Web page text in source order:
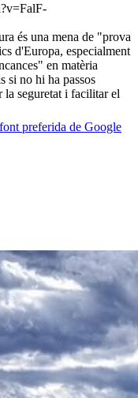
és una mena de "prova
d'Europa, especialment
en matèria
si no hi ha passos
la seguretat i facilitar el
preferida de Google